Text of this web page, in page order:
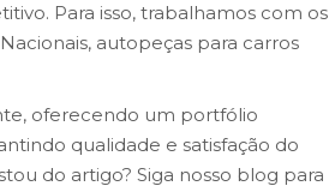
Para isso, trabalhamos com os
autopeças para carros
oferecendo um portfólio
qualidade e satisfação do
do artigo? Siga nosso blog para